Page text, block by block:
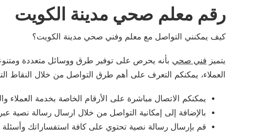
رقم معلم صحي مدينة الكويت
كيف يمكنني التواصل مع معلم وفني صحي مدينة الكويت؟
يتميز فني صحي بأنه يحرص على توفير طرق ووسائل متعددة
العملاء، يمكنكم التعرف على أهم طرق التواصل من خلال النقاط
يمكنكم الاتصال مباشرة على الأرقام الخاصة بخدمة العملاء
بالإضافة إلى إمكانية التواصل من خلال ارسال رسالة نصية
قم بإرسال رسالة نصية تحتوي على كافة استفساراتك